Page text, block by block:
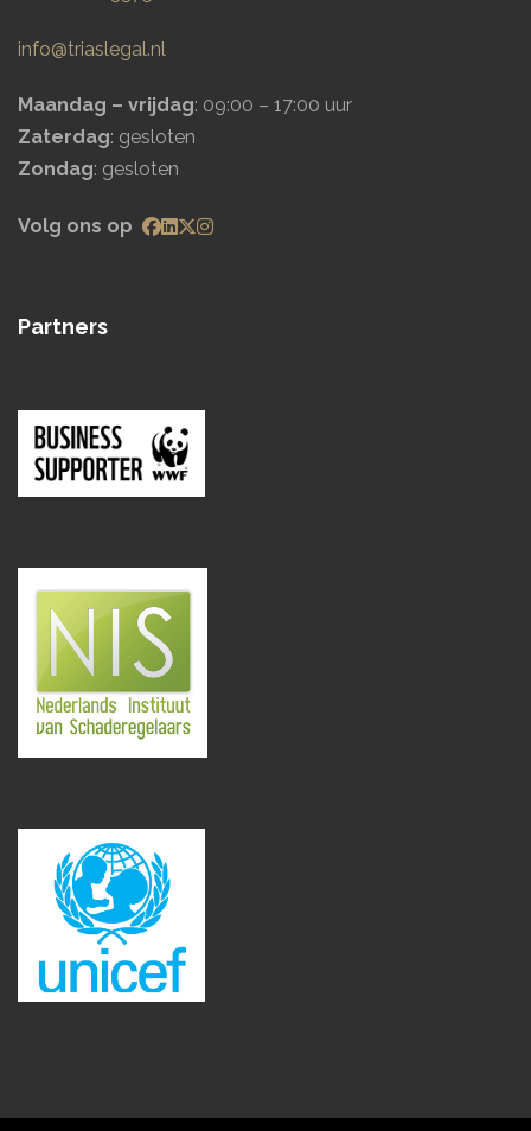
info@triaslegal.nl
Maandag – vrijdag: 09:00 – 17:00 uur
Zaterdag: gesloten
Zondag: gesloten
Volg ons op
Partners